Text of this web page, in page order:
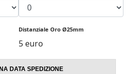
Distanziale Oro Ø25mm
5 euro
DATA SPEDIZIONE